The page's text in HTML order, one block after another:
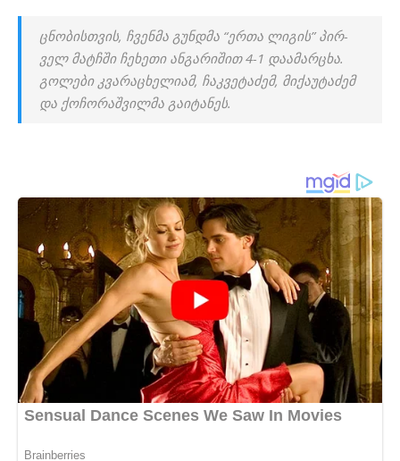
ცნო­ბის­თვის, ჩვენ­მა გუნ­დმა “ერთა ლი­გის” პირ­
ველ მატჩში ჩე­ხე­თი ან­გა­რი­შით 4-1 და­ა­მარ­ცხა.
გო­ლე­ბი კვა­რა­ცხე­ლი­ამ, ჩაკ­ვე­ტა­ძემ, მი­ქა­უ­ტა­ძემ
და ქო­ჩო­რაშ­ვილ­მა გა­ი­ტა­ნეს.